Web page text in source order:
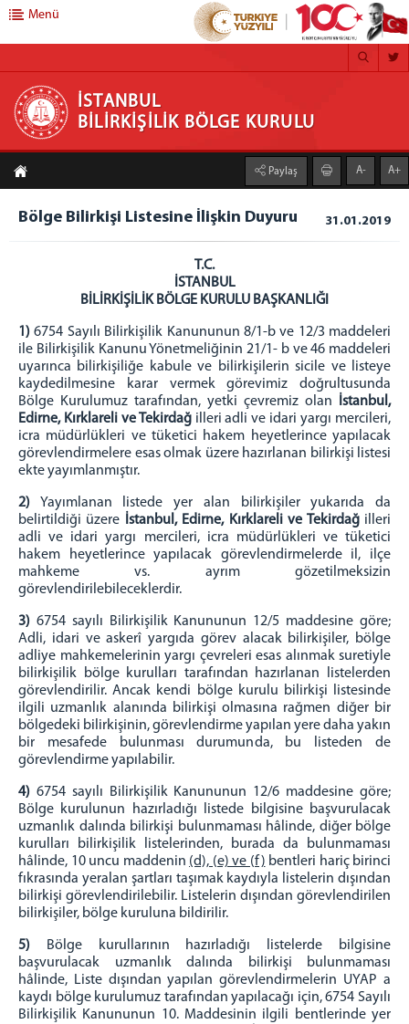
İSTANBUL BİLİRKİŞİLİK BÖLGE KURULU
Bilirkişi Portal Giriş
Daire Başkanlığı
Bölge Kurulumuz
Yazı İşleri Kalemi
Hakkımızda
Görevlerimiz
Yetki Çevremiz
Mevzuat
Etik ve Rehber İlkeler
Bilirkişilik Kanunu
Konkordato Komiserliği ve Alacaklılar Kuruluna Dair
Yönetmelik
İflâs İdare Memurluğu Yönetmeliği
Bilirkişilik Asgari Ücret Tarifesi
Hukuk Yargılaması Örnek Bilirkişi Görevlendirme
Ara Kararları
Ceza Yargılaması Örnek Bilirkişi Görevlendirme Ara
Kararları
İdari Yargı Örnek Bilirkişi Görevlendirme Ara
Kararları
Listeler
Bölge Bilirkişi Listesi
Konkordato Komiser Listesi
İflâs İdare Memurluğu Listesi
İletişim
Menü
İSTANBUL
BİLİRKİŞİLİK BÖLGE KURULU
Paylaş A- A+
Bölge Bilirkişi Listesine İlişkin Duyuru 31.01.2019
T.C.
İSTANBUL
BİLİRKİŞİLİK BÖLGE KURULU BAŞKANLIĞI
1) 6754 Sayılı Bilirkişilik Kanununun 8/1-b ve 12/3 maddeleri
ile Bilirkişilik Kanunu Yönetmeliğinin 21/1- b ve 46 maddeleri
uyarınca bilirkişiliğe kabule ve bilirkişilerin sicile ve listeye
kaydedilmesine karar vermek görevimiz doğrultusunda
Bölge Kurulumuz tarafından, yetki çevremiz olan
İstanbul,
Edirne, Kırklareli ve Tekirdağ illeri adli ve idari yargı mercileri,
icra müdürlükleri ve tüketici hakem heyetlerince yapılacak
görevlendirmelere esas olmak üzere hazırlanan bilirkişi listesi
ekte yayımlanmıştır.
2) Yayımlanan listede yer alan bilirkişiler yukarıda da
belirtildiği üzere
İstanbul, Edirne, Kırklareli ve Tekirdağ illeri
adli ve idari yargı mercileri, icra müdürlükleri ve tüketici
hakem heyetlerince yapılacak görevlendirmelerde il, ilçe
mahkeme vs. ayrım gözetilmeksizin
görevlendirilebileceklerdir.
3) 6754 sayılı Bilirkişilik Kanununun 12/5 maddesine göre;
Adli, idari ve askerî yargıda görev alacak bilirkişiler, bölge
adliye mahkemelerinin yargı çevreleri esas alınmak suretiyle
bilirkişilik bölge kurulları tarafından hazırlanan listelerden
görevlendirilir. Ancak kendi bölge kurulu bilirkişi listesinde
ilgili uzmanlık alanında bilirkişi olmasına rağmen diğer bir
bölgedeki bilirkişinin, görevlendirme yapılan yere daha yakın
bir mesafede bulunması durumunda, bu listeden de
görevlendirme yapılabilir.
4) 6754 sayılı Bilirkişilik Kanununun 12/6 maddesine göre;
Bölge kurulunun hazırladığı listede bilgisine başvurulacak
uzmanlık dalında bilirkişi bulunmaması hâlinde, diğer bölge
kurulları bilirkişilik listelerinden, burada da bulunmaması
hâlinde, 10 uncu maddenin (d), (e) ve (f) bentleri hariç birinci
fıkrasında yeralan şartları taşımak kaydıyla listelerin dışından
bilirkişi görevlendirilebilir. Listelerin dışından görevlendirilen
bilirkişiler, bölge kuruluna bildirilir.
5) Bölge kurullarının hazırladığı listelerde bilgisine
başvurulacak uzmanlık dalında bilirkişi bulunmaması
hâlinde, Liste dışından yapılan görevlendirmelerin UYAP a
kaydı bölge kurulumuz tarafından yapılacağı için, 6754 Sayılı
Bilirkişilik Kanununun 10. Maddesinin ilgili bentlerinde yer